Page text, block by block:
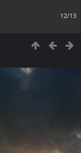
12/13